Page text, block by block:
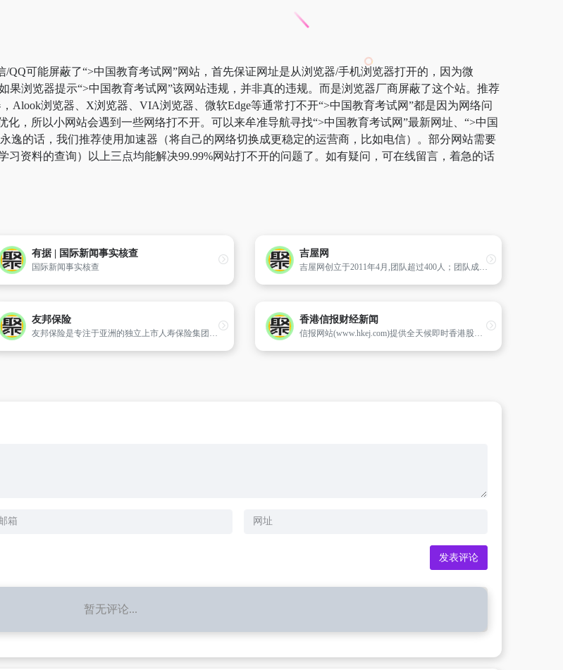
QQ可能屏蔽了“>中国教育考试网”网站，首先保证网址是从浏览器/手机浏览器打开的，因为微
果浏览器提示“>中国教育考试网”该网站违规，并非真的违规。而是浏览器厂商屏蔽了这个站。推荐
Alook浏览器、X浏览器、VIA浏览器、微软Edge等通常打不开“>中国教育考试网”都是因为网络问
，所以小网站会遇到一些网络打不开。可以来牟准导航寻找“>中国教育考试网”最新网址、“>中国
逸的话，我们推荐使用加速器（将自己的网络切换成更稳定的运营商，比如电信）。部分网站需要
习资料的查询）以上三点均能解决99.99%网站打不开的问题了。如有疑问，可在线留言，着急的话
有据 | 国际新闻事实核查
国际新闻事实核查
吉屋网
吉屋网创立于2011年4月,团队超过400人；团队成员分别来自腾讯/阿里巴巴等国内著名互联网公司和中国著名房产营销策划机构。
友邦保险
友邦保险是专注于亚洲的独立上市人寿保险集团，覆盖18个市场。友邦保险今日的业务成就可追溯至1919年逾一个世纪前于上海的发源地。
香港信报财经新闻
信报网站(www.hkej.com)提供全天候即时香港股市、金融、经济新闻资讯和分析,致力与读者一起剖释香港、关注两岸、放眼全球政经格局。
暂无评论...